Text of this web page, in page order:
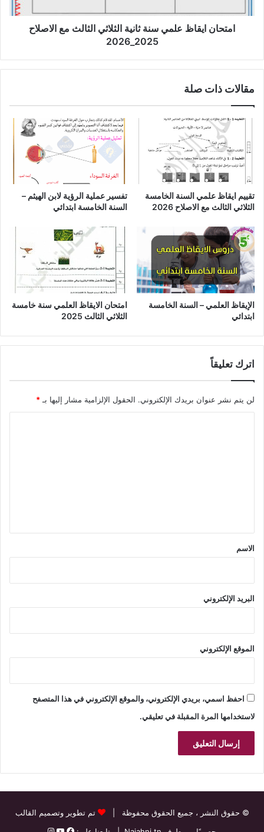
الاصلاح
امتحان ايقاظ علمي سنة ثانية الثلاثي الثالث مع الاصلاح
2025_2026
مقالات ذات صلة
تقييم ايقاظ علمي السنة الخامسة
الثلاثي الثالث مع الاصلاح 2026
تفسير عملية الرؤية لابن الهيثم –
السنة الخامسة ابتدائي
الإيقاظ العلمي – السنة الخامسة
ابتدائي
امتحان الايقاظ العلمي سنة خامسة
الثلاثي الثالث 2025
اترك تعليقاً
لن يتم نشر عنوان بريدك الإلكتروني. الحقول الإلزامية مشار إليها بـ *
*
الاسم
البريد الإلكتروني
الموقع الإلكتروني
احفظ اسمي، بريدي الإلكتروني، والموقع الإلكتروني في هذا المتصفح
لاستخدامها المرة المقبلة في تعليقي.
© حقوق النشر ، جميع الحقوق محفوظة |
تم تطوير وتصميم القالب